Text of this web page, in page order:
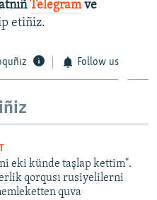
Telegramve
etiñiz.
Follow us
eki künde taşlap kettim".
qorqusı rusiyelilerni
quva